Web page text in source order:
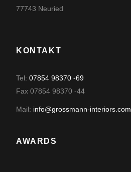
77743 Neuried
KONTAKT
Tel: 07854 98370 -69
Fax 07854 98370 -44
Mail: info@grossmann-interiors.com
AWARDS